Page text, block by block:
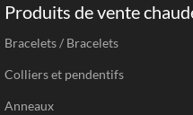
Produits de vente
Bracelets / Bracelets
Colliers et pendentifs
Anneaux